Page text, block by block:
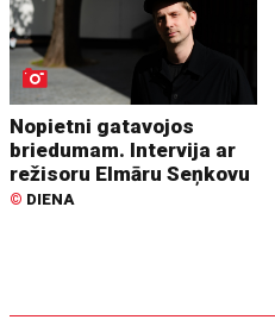
Nopietni gatavojos
briedumam. Intervija ar
režisoru Elmāru Seņkovu
© DIENA